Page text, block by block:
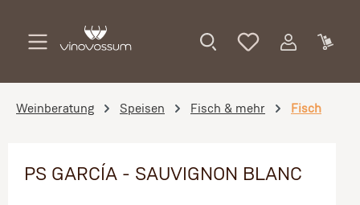
Weinberatung Speisen Fisch & mehr Fisch
PS GARCÍA - SAUVIGNON BLANC